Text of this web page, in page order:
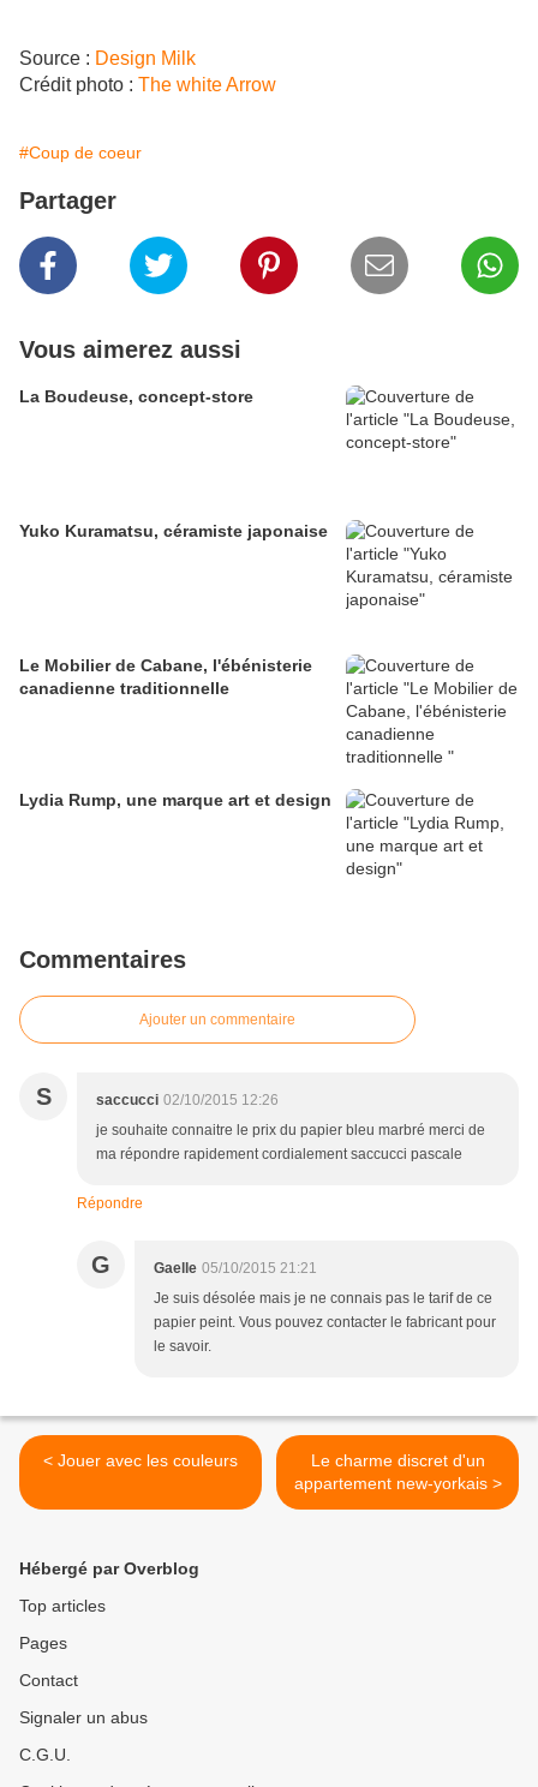
Source : Design Milk
Crédit photo : The white Arrow
#Coup de coeur
Partager
Vous aimerez aussi
La Boudeuse, concept-store
Yuko Kuramatsu, céramiste japonaise
Le Mobilier de Cabane, l'ébénisterie
canadienne traditionnelle
Lydia Rump, une marque art et design
Commentaires
Ajouter un commentaire
S saccucci 02/10/2015 12:26
je souhaite connaitre le prix du papier bleu marbré merci de
ma répondre rapidement cordialement saccucci pascale
Répondre
G Gaelle 05/10/2015 21:21
Je suis désolée mais je ne connais pas le tarif de ce
papier peint. Vous pouvez contacter le fabricant pour
le savoir.
< Jouer avec les couleurs
Le charme discret d'un
appartement new-yorkais >
Hébergé par Overblog
Top articles
Pages
Contact
Signaler un abus
C.G.U.